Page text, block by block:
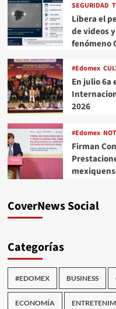
SEGURIDAD
Libera el
de videos
fenómeno
#Edomex
En julio 6a
2026
#Edomex
Firman
CoverNews Social
Categorías
#EDOMEX BUSINESS
ECONOMÍA